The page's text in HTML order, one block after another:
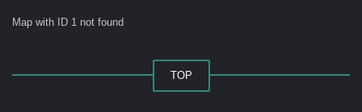
Map with ID 1 not found
TOP